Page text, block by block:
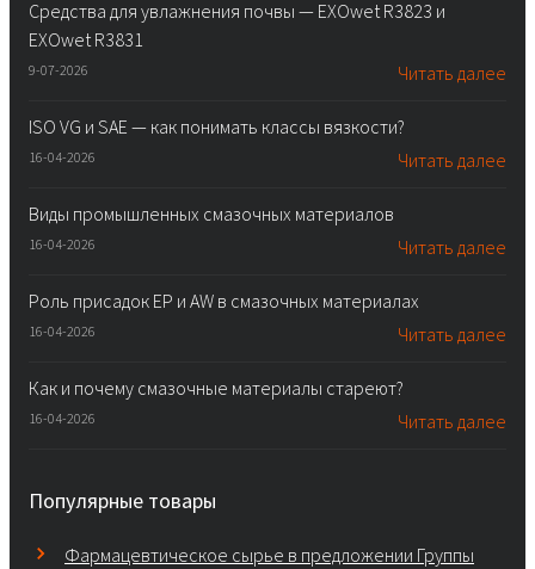
Средства для увлажнения почвы — EXOwet R3823 и
EXOwet R3831
9-07-2026 Читать далее
ISO VG и SAE — как понимать классы вязкости?
16-04-2026 Читать далее
Виды промышленных смазочных материалов
16-04-2026 Читать далее
Роль присадок EP и AW в смазочных материалах
16-04-2026 Читать далее
Как и почему смазочные материалы стареют?
16-04-2026 Читать далее
Популярные товары
Фармацевтическое сырье в предложении Группы